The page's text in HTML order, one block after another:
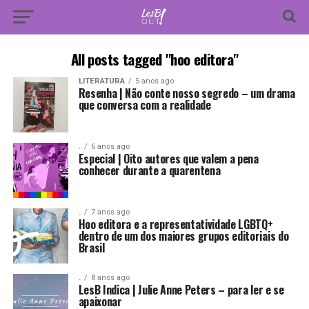
All posts tagged "hoo editora"
LITERATURA 5 anos ago
Resenha | Não conte nosso segredo – um drama
que conversa com a realidade
. 6 anos ago
Especial | Oito autores que valem a pena
conhecer durante a quarentena
. 7 anos ago
Hoo editora e a representatividade LGBTQ+
dentro de um dos maiores grupos editoriais do
Brasil
. 8 anos ago
LesB Indica | Julie Anne Peters – para ler e se
apaixonar